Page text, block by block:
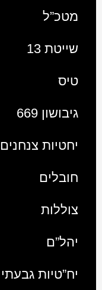
מטכ”ל
שייטת 13
טיס
גיבושון 669
יחטיות צנחנים
חובלים
צוללות
יהל”ם
יח”טיות גבעתי